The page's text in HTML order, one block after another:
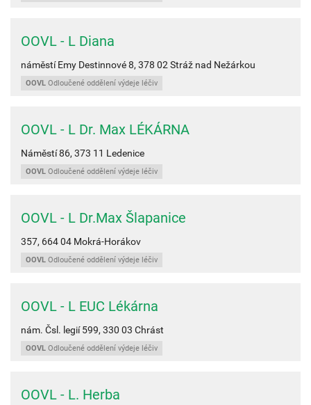
OOVL - L Diana
náměstí Emy Destinnové 8, 378 02 Stráž nad Nežárkou
OOVL Odloučené oddělení výdeje léčiv
OOVL - L Dr. Max LÉKÁRNA
Náměstí 86, 373 11 Ledenice
OOVL Odloučené oddělení výdeje léčiv
OOVL - L Dr.Max Šlapanice
357, 664 04 Mokrá-Horákov
OOVL Odloučené oddělení výdeje léčiv
OOVL - L EUC Lékárna
nám. Čsl. legií 599, 330 03 Chrást
OOVL Odloučené oddělení výdeje léčiv
OOVL - L. Herba